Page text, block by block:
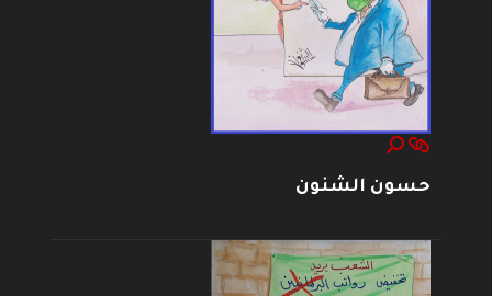
حسون الشنون